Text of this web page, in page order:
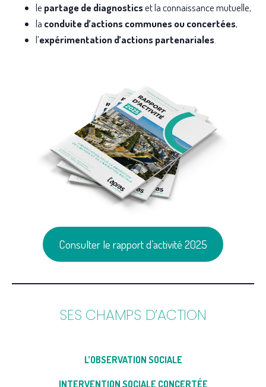
le partage de diagnosticset la connaissance mutuelle,
la conduite d’actions communes ou concertées,
l’expérimentation d’actions partenariales
Consulter le rapport d’activité 2025
SES CHAMPS D’ACTION
L’OBSERVATION SOCIALE
INTERVENTION SOCIALE CONCERTÉE